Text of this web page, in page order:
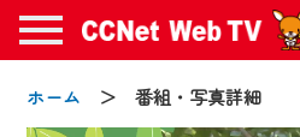
ホーム ＞ 番組・写真詳細